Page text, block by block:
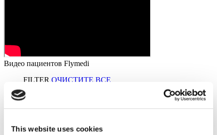
This website uses cookies
Видео пациентов Flymedi
FILTER ОЧИСТИТЕ ВСЕ
Направления
Kyiv(1)